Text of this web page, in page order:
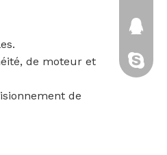
de moteur et
de
cixi-kitty